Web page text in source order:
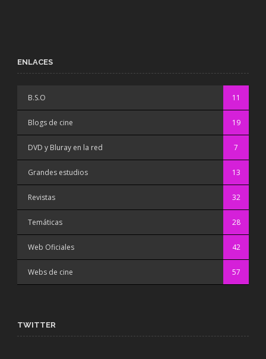
ENLACES
B.S.O 11
Blogs de cine 19
DVD y Bluray en la red 7
Grandes estudios 13
Revistas 32
Temáticas 28
Web Oficiales 42
Webs de cine 57
TWITTER